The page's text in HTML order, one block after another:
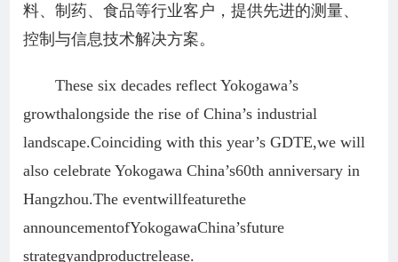
料、制药、食品等行业客户，提供先进的测量、
控制与信息技术解决方案。
These six decades reflect Yokogawa’s
growthalongside the rise of China’s industrial
landscape.Coinciding with this year’s GDTE,we will
also celebrate Yokogawa China’s60th anniversary in
Hangzhou.The eventwillfeaturethe
announcementofYokogawaChina’sfuture
strategyandproductrelease.